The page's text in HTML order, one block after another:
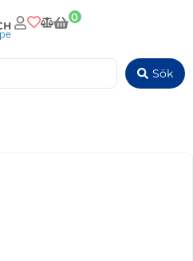
0
Sök